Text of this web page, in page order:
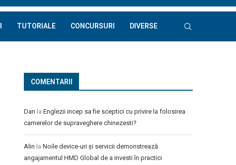
TUTORIALE CONCURSURI DIVERSE
COMENTARII
Dan la Englezii incep sa fie sceptici cu privire la folosirea
camerelor de supraveghere chinezesti?
Alin la Noile device-uri și servicii demonstrează
angajamentul HMD Global de a investi în practici